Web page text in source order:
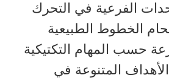
الفرعية في التحرك
الخطوط الطبيعية
حسب المهام التكتيكية
المتنوعة في